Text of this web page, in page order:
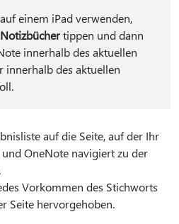
einem iPad verwenden,
tippen und dann
innerhalb des aktuellen
innerhalb des aktuellen
auf die Seite, auf der Ihr
OneNote navigiert zu der
Vorkommen des Stichworts
Seite hervorgehoben.